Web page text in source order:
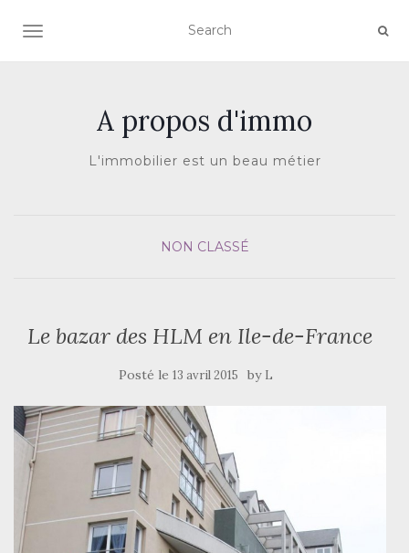
AFFICHER/MASQUER LA NAVIGATION
A propos d'immo
L'immobilier est un beau métier
NON CLASSÉ
Le bazar des HLM en Ile-de-France
Posté le 13 avril 2015 by L